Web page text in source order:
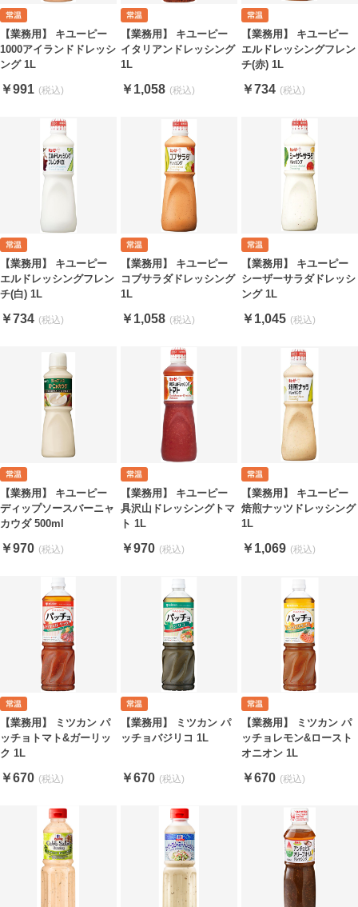
【業務用】 キユーピー
1000アイランドドレッシ
ング 1L
￥991
【業務用】 キユーピー
イタリアンドレッシング
1L
￥1,058
【業務用】 キユーピー
エルドレッシングフレン
チ(赤) 1L
￥734
【業務用】 キユーピー
エルドレッシングフレン
チ(白) 1L
￥734
【業務用】 キユーピー
コブサラダドレッシング
1L
￥1,058
【業務用】 キユーピー
シーザーサラダドレッシ
ング 1L
￥1,045
【業務用】 キユーピー
ディップソースバーニャ
カウダ 500ml
￥970
【業務用】 キユーピー
具沢山ドレッシングトマ
ト 1L
￥970
【業務用】 キユーピー
焙煎ナッツドレッシング
1L
￥1,069
【業務用】 ミツカン パ
ッチョトマト&ガーリッ
ク 1L
￥670
【業務用】 ミツカン パ
ッチョバジリコ 1L
￥670
【業務用】 ミツカン パ
ッチョレモン&ロースト
オニオン 1L
￥670